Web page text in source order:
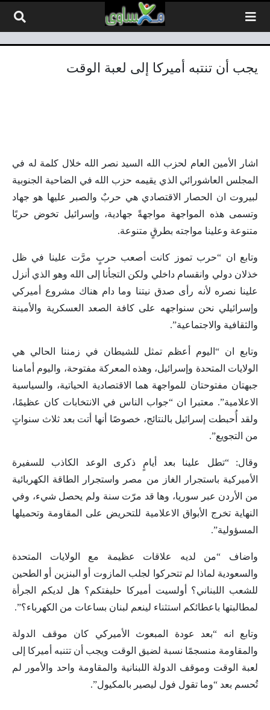
يجب أن تنتبه أميركا إلى لعبة الوقت
اشار الأمين العام لحزب الله السيد نصر الله خلال كلمة له في
المجلس العاشورائي الذي يقيمه حزب الله في الضاحية الجنوبية
لبيروت ان الحصار الاقتصادي هي حربٌ والصبر عليها هو جهاد
وتسمى هذه المواجهة مواجهةً جهادية، وإسرائيل تخوض حربًا
متنوعة وعلينا مواجته بطرقٍ متنوعة.
وتابع ان “حرب تموز كانت أصعب حربٍ مرَّت علينا في ظل
خذلان دولي وانقسام داخلي ولكن التجأنا إلى الله وهو الذي أنزل
علينا نصره لأنه رأى صدق نيتنا وما دام هناك مشروع أميركي
وإسرائيلي نحن سنواجهه على كافة الصعد العسكرية والأمينة
والثقافية والاجتماعية”.
وتابع ان “اليوم أعظم تمثل للشيطان في زمننا الحالي هي
الولايات المتحدة وإسرائيل، وهذه المعركة مفتوحة، واليوم أمامنا
جبهتان مفتوحتان للمواجهة هما الاقتصادية الحياتية، والسياسية
الاعلامية”. معتبرا ان “جواب الناس في الانتخابات كان عظيمًا،
ولقد أُحبطت إسرائيل بالنتائج، خصوصًا أنها أتت بعد ثلاث سنواتٍ
من التجويع”.
وقال: “تطل علينا بعد أيامٍ ذكرى الوعد الكاذب للسفيرة
الأميركية باستجرار الغاز من مصر واستجرار الطاقة الكهربائية
من الأردن عبر سوريا، وها قد مرّت سنة ولم يحصل شيء، وفي
النهاية تخرج الأبواق الاعلامية للتحريض على المقاومة وتحميلها
المسؤولية”.
واضاف “من لديه علاقات عظيمة مع الولايات المتحدة
والسعودية لماذا لم تتحركوا لجلب المازوت أو البنزين أو الطحين
للشعب اللبناني؟ أولسيت أميركا حليفتكم؟ هل لديكم الجرأة
لمطالبتها باعطائكم استثناء لينعم لبنان بساعات من الكهرباء؟”.
وتابع انه “بعد عودة المبعوث الأميركي كان موقف الدولة
والمقاومة منسجمًا نسبة لضيق الوقت ويجب أن تتنبه أميركا إلى
لعبة الوقت وموقف الدولة اللبنانية والمقاومة واحد والأمور لم
تُحسم بعد “وما تقول فول ليصير بالمكيول”.